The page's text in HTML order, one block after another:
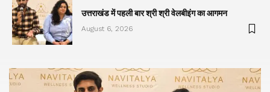
उत्तराखंड में पहली बार श्री श्री वेलबीइंग का आगमन
August 6, 2026